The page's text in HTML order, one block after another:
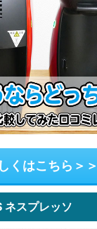
くはこちら＞＞
ネスプレッソ